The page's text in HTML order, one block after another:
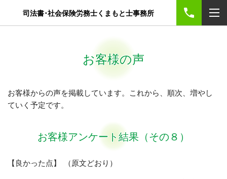
司法書･社会保険労務士くまもと士事務所
お客様の声
お客様からの声を掲載しています。これから、順次、増やし
ていく予定です。
お客様アンケート結果（その８）
【良かった点】 （原文どおり）